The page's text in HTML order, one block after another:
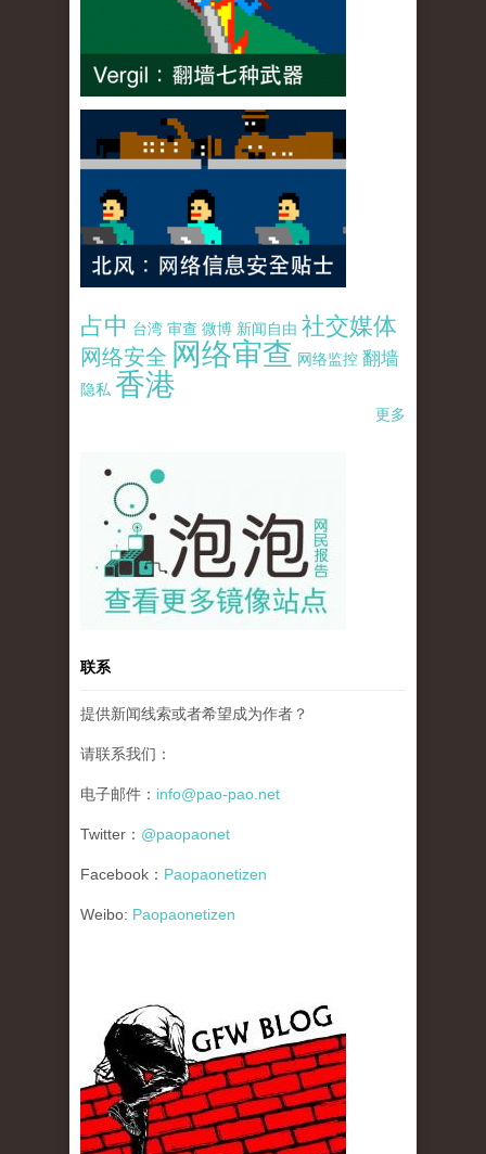
占中 台湾 审查 微博 新闻自由 社交媒体
网络安全 网络审查 网络监控 翻墙
隐私 香港
更多
pao-pao-banner-mirror-site-120814.jpg
联系
提供新闻线索或者希望成为作者？
请联系我们：
电子邮件： info@pao-pao.net
Twitter： @paopaonet
Facebook： Paopaonetizen
Weibo: Paopaonetizen
gfw_blog_small.jpg